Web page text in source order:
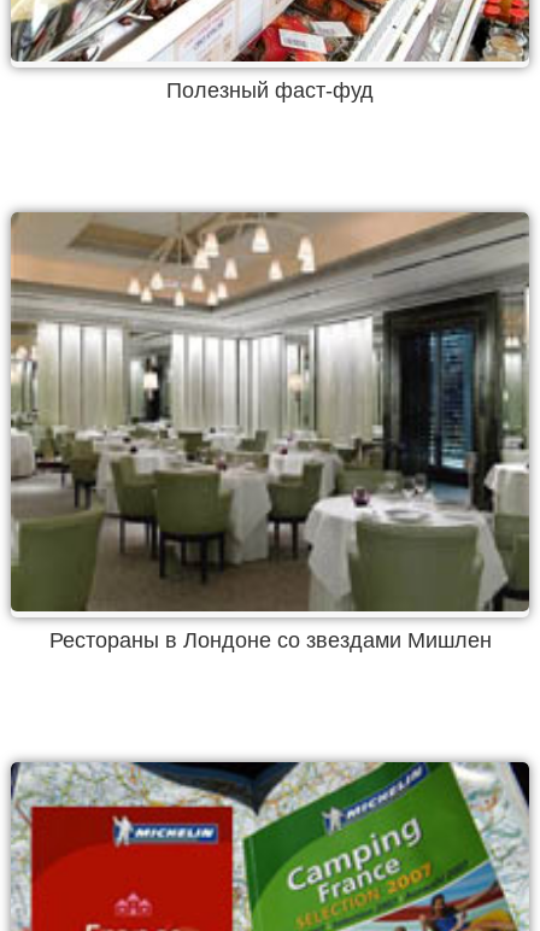
Полезный фаст-фуд
Рестораны в Лондоне со звездами Мишлен